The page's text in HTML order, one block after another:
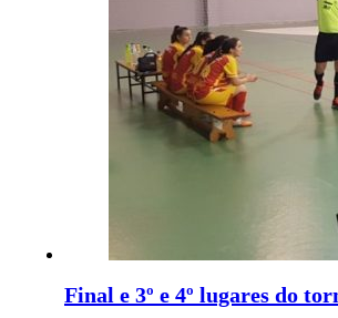
Final e 3º e 4º lugares do